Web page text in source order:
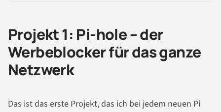
Projekt 1: Pi-hole – der
Werbeblocker für das ganze
Netzwerk
Das ist das erste Projekt, das ich bei jedem neuen Pi